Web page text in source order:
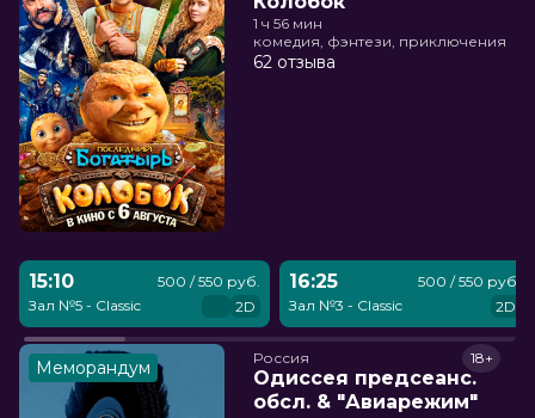
1 ч 56 мин
комедия, фэнтези, приключения
62 отзыва
15:10
Зал №5 - Classic
500 / 550 руб.
2D
16:25
Зал №3 - Classic
500 / 550 руб.
2D
Меморандум Россия
Одиссея предсеанс.
обсл. & "Авиарежим"
18+